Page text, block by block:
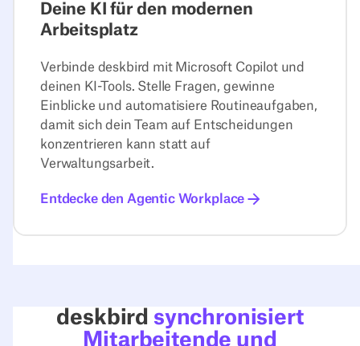
Deine KI für den modernen
Arbeitsplatz
Verbinde deskbird mit Microsoft Copilot und
deinen KI-Tools. Stelle Fragen, gewinne
Einblicke und automatisiere Routineaufgaben,
damit sich dein Team auf Entscheidungen
konzentrieren kann statt auf
Verwaltungsarbeit.
Entdecke den Agentic Workplace
deskbird synchronisiert
Mitarbeitende und